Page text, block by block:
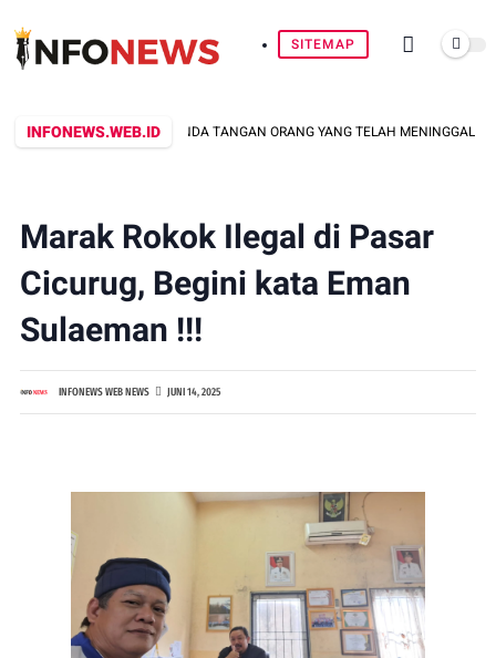
SITEMAP
INFONEWS.WEB.ID
AJB BERTANDA TANGAN ORANG YANG TELAH MENINGGAL JUSTRU
Marak Rokok Ilegal di Pasar
Cicurug, Begini kata Eman
Sulaeman !!!
INFONEWS WEB NEWS JUNI 14, 2025